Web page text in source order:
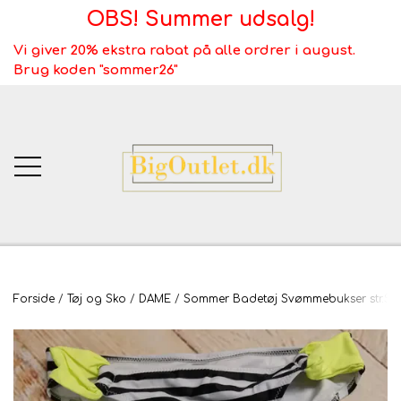
OBS! Summer udsalg!
Vi giver 20% ekstra rabat på alle ordrer i august.
Brug koden "sommer26"
BigOutlet.dk
TÆPPER
Webshop ALT
Forside Tøj og Sko DAME Sommer Badetøj Svømmebukser str.S